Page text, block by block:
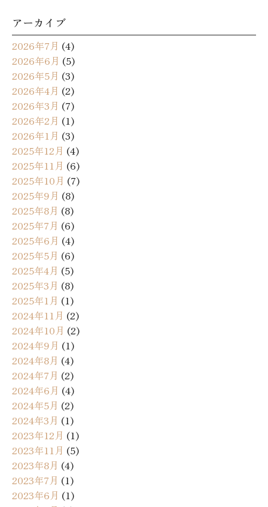
アーカイブ
2026年7月 (4)
2026年6月 (5)
2026年5月 (3)
2026年4月 (2)
2026年3月 (7)
2026年2月 (1)
2026年1月 (3)
2025年12月 (4)
2025年11月 (6)
2025年10月 (7)
2025年9月 (8)
2025年8月 (8)
2025年7月 (6)
2025年6月 (4)
2025年5月 (6)
2025年4月 (5)
2025年3月 (8)
2025年1月 (1)
2024年11月 (2)
2024年10月 (2)
2024年9月 (1)
2024年8月 (4)
2024年7月 (2)
2024年6月 (4)
2024年5月 (2)
2024年3月 (1)
2023年12月 (1)
2023年11月 (5)
2023年8月 (4)
2023年7月 (1)
2023年6月 (1)